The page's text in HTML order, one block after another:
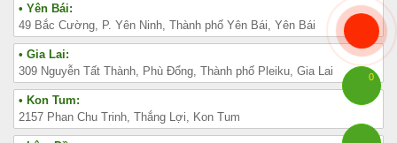
• Yên Bái:
49 Bắc Cường, P. Yên Ninh, Thành phố Yên Bái, Yên Bái
• Gia Lai:
309 Nguyễn Tất Thành, Phù Đổng, Thành phố Pleiku, Gia Lai
• Kon Tum:
2157 Phan Chu Trinh, Thắng Lợi, Kon Tum
0